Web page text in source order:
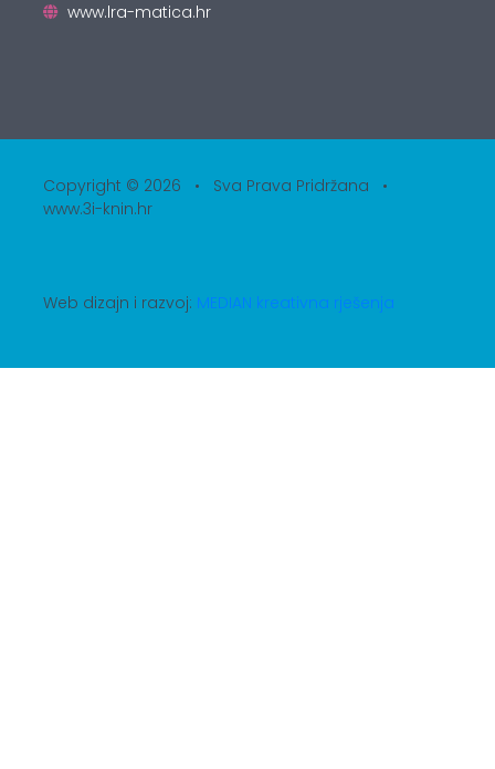
www.lra-matica.hr
Copyright © 2026 • Sva Prava Pridržana •
www.3i-knin.hr
Web dizajn i razvoj: MEDIAN kreativna rješenja